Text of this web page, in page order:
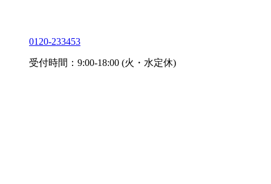
0120-233453
受付時間：9:00-18:00 (火・水定休)